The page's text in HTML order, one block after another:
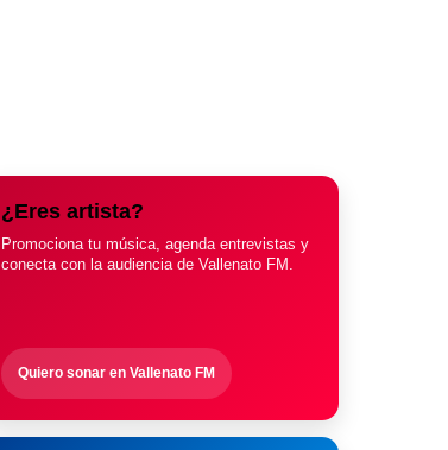
¿Eres artista?
Promociona tu música, agenda entrevistas y
conecta con la audiencia de Vallenato FM.
Quiero sonar en Vallenato FM